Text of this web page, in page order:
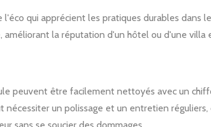
qui apprécient les pratiques durables dans
la réputation d'un hôtel ou d'une villa
peuvent être facilement nettoyés avec un
un polissage et un entretien réguliers,